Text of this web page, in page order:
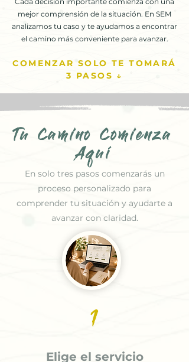
mejor comprensión de la situación. En SEM
analizamos tu caso y te ayudamos a encontrar
el camino más conveniente para avanzar.
COMENZAR SOLO TE TOMARÁ
3 PASOS ↓
Tu Camino Comienza
Aquí
En solo tres pasos comenzarás un
proceso personalizado para
comprender tu situación y ayudarte a
avanzar con claridad.
1
Elige el servicio